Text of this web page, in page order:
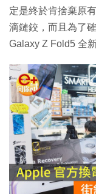
定是終於肯捨棄原
滴鏈鉸，而且為了
Galaxy Z Fold5 全